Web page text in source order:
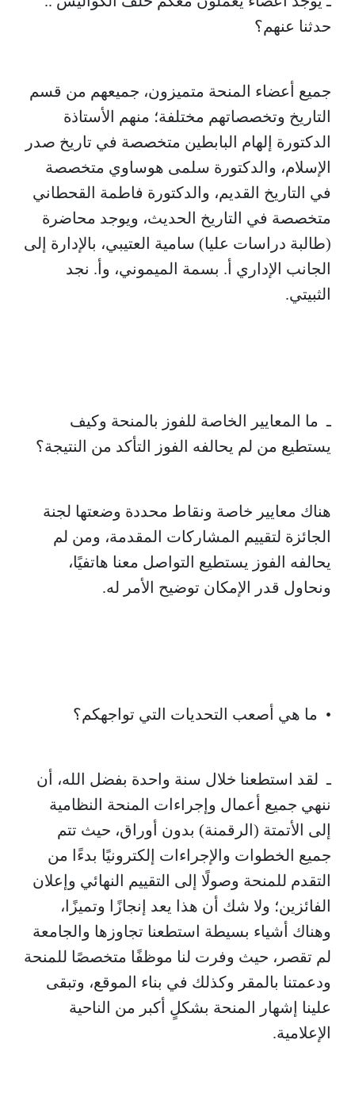
حدثنا عنهم؟
جميع أعضاء المنحة متميزون، جميعهم من قسم
التاريخ وتخصصاتهم مختلفة؛ منهم الأستاذة
الدكتورة إلهام البابطين متخصصة في تاريخ صدر
الإسلام، والدكتورة سلمى هوساوي متخصصة
في التاريخ القديم، والدكتورة فاطمة القحطاني
متخصصة في التاريخ الحديث، ويوجد محاضرة
(طالبة دراسات عليا) سامية العتيبي، بالإدارة إلى
الجانب الإداري أ. بسمة الميموني، وأ. نجد
الثبيتي.
ـ ما المعايير الخاصة للفوز بالمنحة وكيف
يستطيع من لم يحالفه الفوز التأكد من النتيجة؟
هناك معايير خاصة ونقاط محددة وضعتها لجنة
الجائزة لتقييم المشاركات المقدمة، ومن لم
يحالفه الفوز يستطيع التواصل معنا هاتفيًا،
ونحاول قدر الإمكان توضيح الأمر له.
• ما هي أصعب التحديات التي تواجهكم؟
ـ لقد استطعنا خلال سنة واحدة بفضل الله، أن
ننهي جميع أعمال وإجراءات المنحة النظامية
إلى الأتمتة (الرقمنة) بدون أوراق، حيث تتم
جميع الخطوات والإجراءات إلكترونيًا بدءًا من
التقدم للمنحة وصولًا إلى التقييم النهائي وإعلان
الفائزين؛ ولا شك أن هذا يعد إنجازًا وتميزًا،
وهناك أشياء بسيطة استطعنا تجاوزها والجامعة
لم تقصر، حيث وفرت لنا موظفًا متخصصًا للمنحة
ودعمتنا بالمقر وكذلك في بناء الموقع، وتبقى
علينا إشهار المنحة بشكلٍ أكبر من الناحية
الإعلامية.